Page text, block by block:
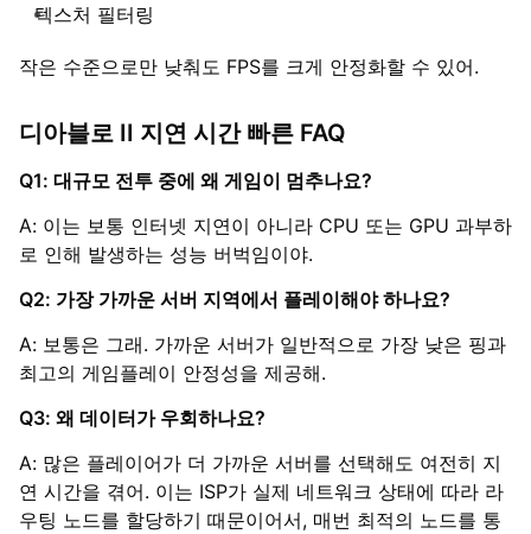
텍스처 필터링
작은 수준으로만 낮춰도 FPS를 크게 안정화할 수 있어.
디아블로 II 지연 시간 빠른 FAQ
Q1: 대규모 전투 중에 왜 게임이 멈추나요?
A: 이는 보통 인터넷 지연이 아니라 CPU 또는 GPU 과부하
로 인해 발생하는 성능 버벅임이야.
Q2: 가장 가까운 서버 지역에서 플레이해야 하나요?
A: 보통은 그래. 가까운 서버가 일반적으로 가장 낮은 핑과
최고의 게임플레이 안정성을 제공해.
Q3: 왜 데이터가 우회하나요?
A: 많은 플레이어가 더 가까운 서버를 선택해도 여전히 지
연 시간을 겪어. 이는 ISP가 실제 네트워크 상태에 따라 라
우팅 노드를 할당하기 때문이어서, 매번 최적의 노드를 통